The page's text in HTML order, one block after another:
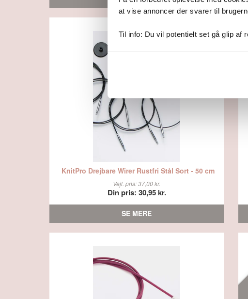
at vise annoncer der svarer til
Til info: Du vil potentielt set gå glip af
KnitPro Drejbare Wirer Rustfri Stål Sort - 50 cm
Vejl. pris: 37,00 kr.
Din pris: 30,95 kr.
SE MERE